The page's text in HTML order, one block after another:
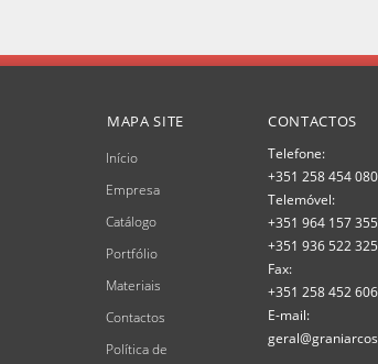
MAPA SITE
Início
Empresa
Catálogo
Portfólio
Materiais
Contactos
Política de
CONTACTOS
Telefone:
+351 258 454 080
Telemóvel:
+351 964 157 355
+351 936 522 325
Fax:
+351 258 452 606
E-mail: